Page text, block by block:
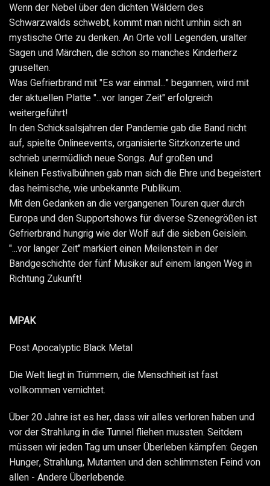
Wenn der Nebel über den dichten Wäldern des
Schwarzwalds schwebt, kommt man nicht umhin sich an
mystische Orte zu denken. An Orte voll Legenden, uralter
Sagen und Märchen, die schon so manches Kinderherz
gruselten.
Was Gefrierbrand mit "Es war einmal..." begannen, wird mit
der aktuellen Platte "...vor langer Zeit" erfolgreich
weitergeführt!
In den Schicksalsjahren der Pandemie gab die Band nicht
auf, spielte Onlineevents,organisierte Sitzkonzerte und
schrieb unermüdlich neue Songs. Auf großen und
kleinen Festivalbühnen gab man sich die Ehre und begeistert
das heimische, wie unbekannte Publikum.
Mit den Gedanken an die vergangenen Touren quer durch
Europa und den Supportshows für diverse Szenegrößen ist
Gefrierbrand hungrig wie der Wolf auf die sieben Geislein.
"...vor langer Zeit" markiert einen Meilenstein in der
Bandgeschichte der fünf Musiker aufeinem langen Weg in
Richtung Zukunft!
MPAK
Post Apocalyptic Black Metal
Die Welt liegt in Trümmern, die Menschheit ist fast
vollkommen vernichtet.
Über 20 Jahre ist es her, dass wir alles verloren haben und
vor der Strahlung in die Tunnel fliehen mussten. Seitdem
müssen wir jeden Tag um unser Überleben kämpfen: Gegen
Hunger, Strahlung, Mutanten und den schlimmsten Feind von
allen - Andere Überlebende.